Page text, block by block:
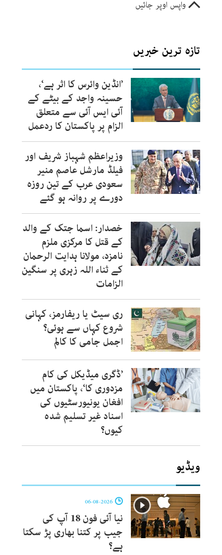
واپس اوپر جائیں
تازہ ترین خبریں
’انڈین وائرس کا اثر ہے‘،
حسینہ واجد کے بیٹے کے
آئی ایس آئی سے متعلق
الزام پر پاکستان کا ردعمل
وزیراعظم شہباز شریف اور
فیلڈ مارشل عاصم منیر
سعودی عرب کے تین روزہ
دورے پر روانہ ہو گئے
خصدار: اسما جتک کے والد
کے قتل کا مرکزی ملزم
نامزد، مولانا ہدایت الرحمان
کے ثناء اللہ زہری پر سنگین
الزامات
ری سیٹ یا ریفارمز، کہانی
شروع کہاں سے ہوئی؟
اجمل جامی کا کالم
’ڈگری میڈیکل کی کام
مزدوری کا‘، پاکستان میں
افغان یونیورسٹیوں کی
اسناد غیر تسلیم شدہ
کیوں؟
ویڈیو
نیا آئی فون 18 آپ کی
جیب پر کتنا بھاری پڑ سکتا
ہے؟